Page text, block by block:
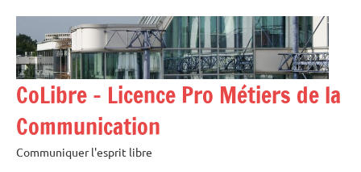
contenu
CoLibre – Licence Pro Métiers de la
Communication
Communiquer l'esprit libre